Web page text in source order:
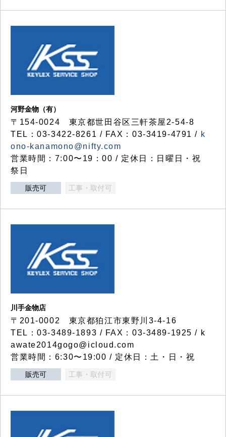
河野金物（有）
〒154-0024 東京都世田谷区三軒茶屋2-54-8
TEL：03-3422-8261 / FAX：03-3419-4791 / k
ono-kanamono@nifty.com
営業時間：7:00〜19：00 / 定休日：日曜日・祝
祭日
販売可 工事・取付可
川手金物店
〒201-0002 東京都狛江市東野川3-4-16
TEL：03-3489-1893 / FAX：03-3489-1925 / k
awate2014gogo@icloud.com
営業時間：6:30〜19:00 / 定休日：土・日・祝
販売可 工事・取付可